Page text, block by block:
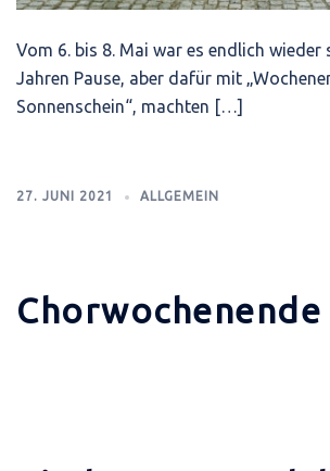
Vom 6. bis 8. Mai war es endlich wieder
Jahren Pause, aber dafür mit
Sonnenschein“, machten […]
27. JUNI 2021 ALLGEMEIN
Chorwochenende